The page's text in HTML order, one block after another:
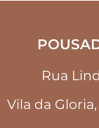
Rua
Vila da